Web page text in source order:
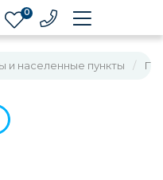
0
и населенные пункты